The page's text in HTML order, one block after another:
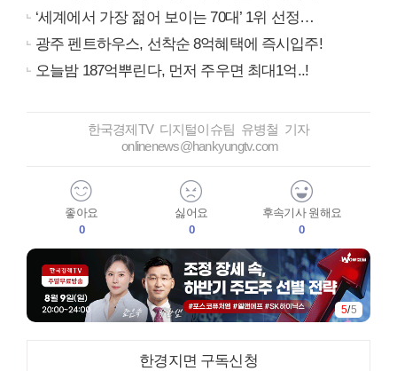
‘세계에서 가장 젊어 보이는 70대’ 1위 선정…
광주 펜트하우스, 선착순 8억혜택에 즉시입주!
오늘밤 187억뿌린다, 먼저 주우면 최대1억..!
한국경제TV 디지털이슈팀 유병철 기자
onlinenews@hankyungtv.com
좋아요
0
싫어요
0
후속기사 원해요
0
5/5
한경지면 구독신청